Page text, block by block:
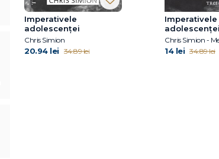
Imperativele
adolescenței
Chris Simion
20.94 lei 34.89 lei
Imperativele
adolescenței
Chris Simion -
14 lei 34.89 lei